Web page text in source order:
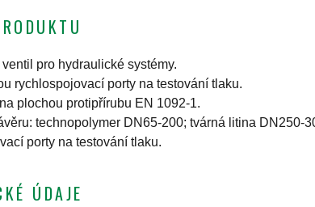
pro hydraulické systémy.
rychlospojovací porty na testování tlaku.
plochou protipřírubu EN 1092-1.
technopolymer DN65-200; tvárná litina DN250-
porty na testování tlaku.
ÚDAJE